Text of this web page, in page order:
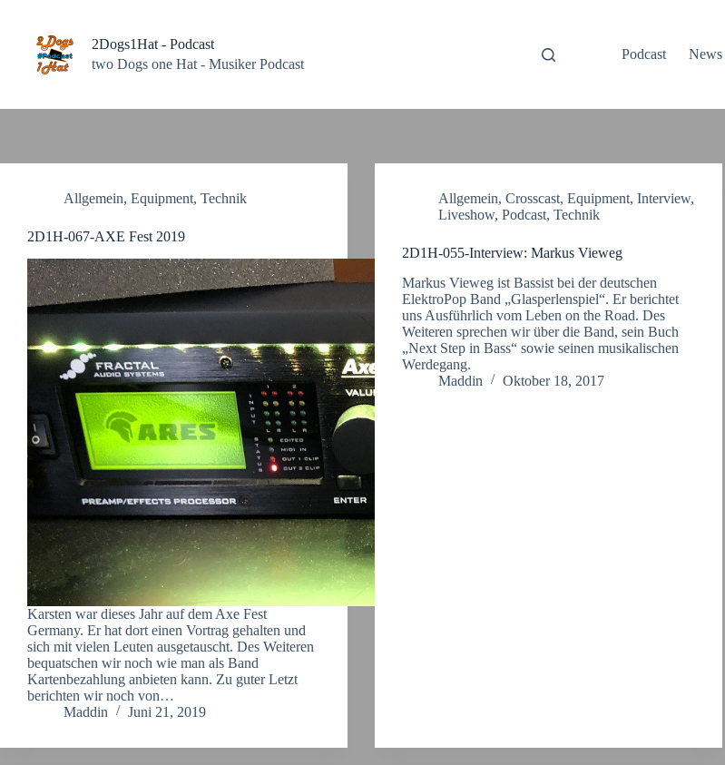
springen
2Dogs1Hat - Podcast
two Dogs one Hat - Musiker Podcast
Podcast News
Allgemein, Equipment, Technik
2D1H-067-AXE Fest 2019
Karsten war dieses Jahr auf dem Axe Fest
Germany. Er hat dort einen Vortrag gehalten und
sich mit vielen Leuten ausgetauscht. Des Weiteren
bequatschen wir noch wie man als Band
Kartenbezahlung anbieten kann. Zu guter Letzt
berichten wir noch von…
Maddin
Juni 21, 2019
Allgemein,Crosscast,Equipment,Interview,
Liveshow,Podcast,Technik
2D1H-055-Interview: Markus Vieweg
Markus Vieweg ist Bassist bei der deutschen
ElektroPop Band „Glasperlenspiel“. Er berichtet
uns Ausführlich vom Leben on the Road. Des
Weiteren sprechen wir über die Band, sein Buch
„Next Step in Bass“ sowie seinen musikalischen
Werdegang.
Maddin
Oktober 18, 2017